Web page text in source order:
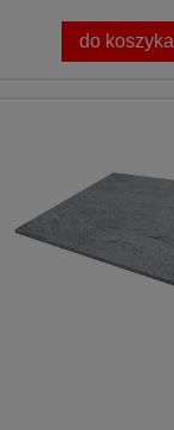
do koszyka